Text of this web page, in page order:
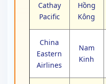
Cathay
Pacific
Hồng
Kông
China
Eastern
Airlines
Nam
Kinh